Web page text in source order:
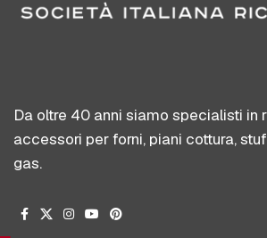
Da oltre 40 anni siamo specialisti in
accessori per forni, piani cottura,
gas.